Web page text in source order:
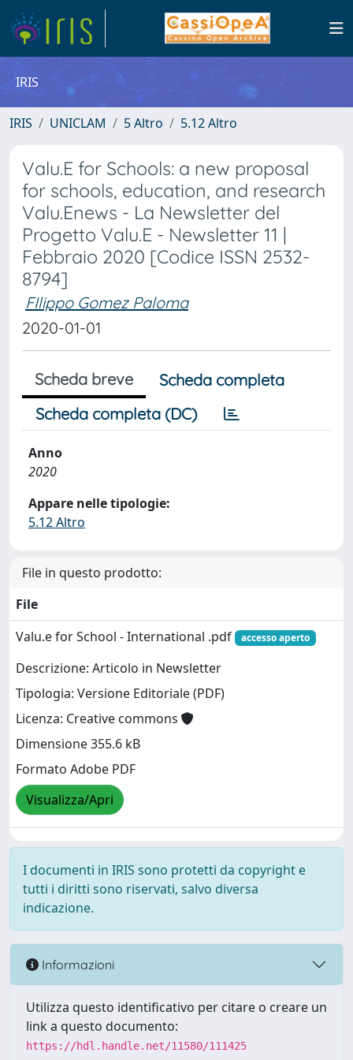
IRIS
IRIS UNICLAM 5 Altro 5.12 Altro
Valu.E for Schools: a new proposal
for schools, education, and research
Valu.Enews - La Newsletter del
Progetto Valu.E - Newsletter 11 |
Febbraio 2020 [Codice ISSN 2532-
8794]
FIlippo Gomez Paloma
2020-01-01
Scheda breve
Scheda completa
Scheda completa (DC)
Anno
2020
Appare nelle tipologie:
5.12 Altro
File in questo prodotto:
File
Valu.e for School - International .pdf
accesso aperto
Descrizione: Articolo in Newsletter
Tipologia: Versione Editoriale (PDF)
Licenza: Creative commons
Dimensione 355.6 kB
Formato Adobe PDF
Visualizza/Apri
I documenti in IRIS sono protetti da copyright e
tutti i diritti sono riservati, salvo diversa
indicazione.
Informazioni
Utilizza questo identificativo per citare o creare un
link a questo documento:
https://hdl.handle.net/11580/111425